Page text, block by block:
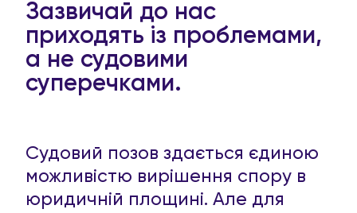
Зазвичай до нас
приходять із проблемами,
а не судовими
суперечками.
Судовий позов здається єдиною
можливістю вирішення спору в
юридичній площині. Але для